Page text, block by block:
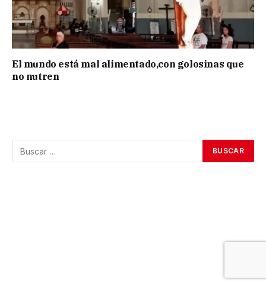
El mundo está mal alimentado,con golosinas que
no nutren